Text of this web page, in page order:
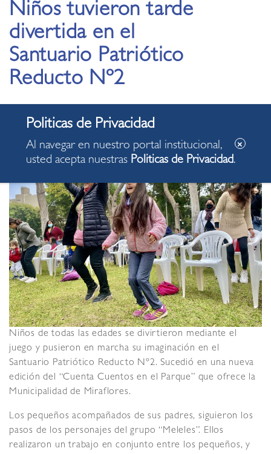
Niños tuvieron tarde
divertida en el
Santuario Patriótico
Reducto Nº2
17.06.2022
Niños de todas las edades se divirtieron mediante el
juego y pusieron en marcha su imaginación en el
Santuario Patriótico Reducto Nº2. Sucedió en una nueva
edición del “Cuenta Cuentos en el Parque” que ofrece la
Municipalidad de Miraflores.
Los pequeños acompañados de sus padres, siguieron los
pasos de los personajes del grupo “Meleles”. Ellos
realizaron un trabajo en conjunto entre los pequeños, y
Al navegar en nuestro portal institucional,
usted acepta nuestras Politicas de Privacidad.